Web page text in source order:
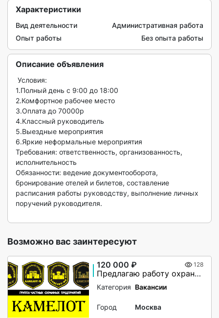
Характеристики
Вид деятельности
Административная работа
Опыт работы
Без опыта работы
Описание объявления
1.Полный день с 9:00 до 18:00
2.Комфортное рабочее место
3.Оплата до 70000р
4.Классный руководитель
5.Выездные мероприятия
6.Яркие неформальные мероприятия
Требования: ответственность, организованность,
исполнительность
Обязанности: ведение документооборота,
бронирование отелей и билетов, составление
расписания работы руководству, выполнение личных
поручений руководителя.
Возможно вас заинтересуют
120 000 ₽ 128
Предлагаю работу охранника
Категория Вакансии
Город Москва